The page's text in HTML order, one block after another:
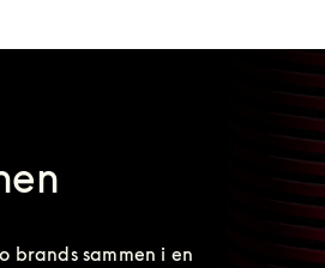
brands sammen i en